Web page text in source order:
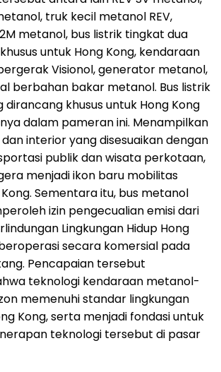
truk kecil metanol REV,
metanol, bus listrik tingkat dua
untuk Hong Kong, kendaraan
Visionol, generator metanol,
berbahan bakar metanol. Bus listrik
khusus untuk Hong Kong
dalam pameran ini. Menampilkan
interior yang disesuaikan dengan
publik dan wisata perkotaan,
menjadi ikon baru mobilitas
Sementara itu, bus metanol
izin pengecualian emisi dari
Lingkungan Hidup Hong
secara komersial pada
Pencapaian tersebut
teknologi kendaraan metanol-
memenuhi standar lingkungan
Kong, serta menjadi fondasi untuk
teknologi tersebut di pasar